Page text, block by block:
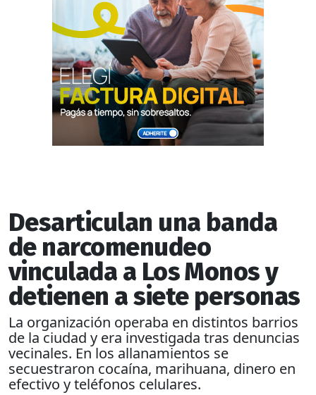
Desarticulan una banda
de narcomenudeo
vinculada a Los Monos y
detienen a siete personas
La organización operaba en distintos barrios
de la ciudad y era investigada tras denuncias
vecinales. En los allanamientos se
secuestraron cocaína, marihuana, dinero en
efectivo y teléfonos celulares.